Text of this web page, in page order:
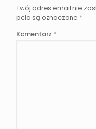
Twój adres email nie
pola są oznaczone *
Komentarz *